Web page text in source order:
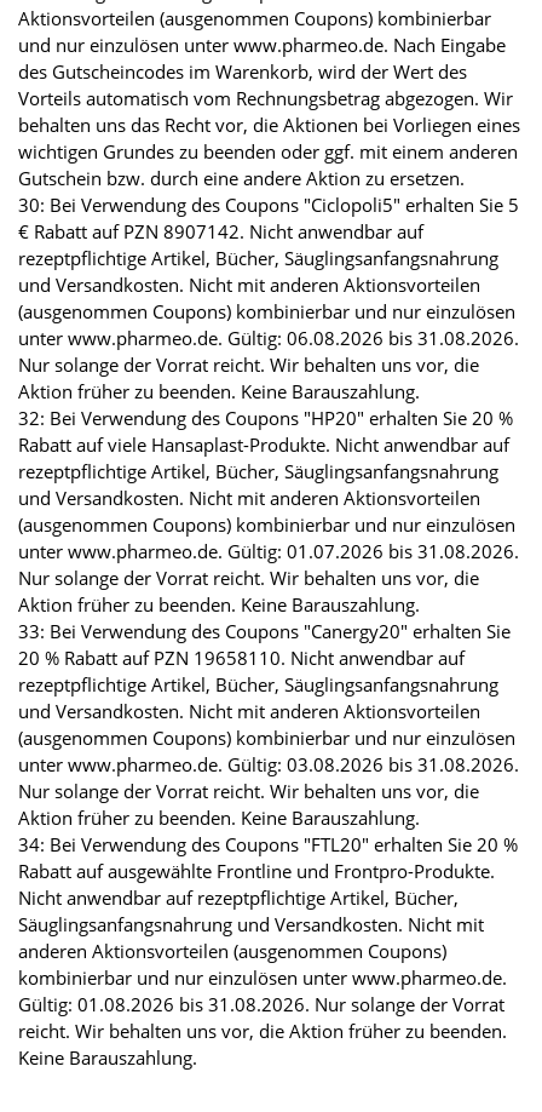
Aktionsvorteilen (ausgenommen Coupons) kombinierbar
und nur einzulösen unter www.pharmeo.de. Nach Eingabe
des Gutscheincodes im Warenkorb, wird der Wert des
Vorteils automatisch vom Rechnungsbetrag abgezogen. Wir
behalten uns das Recht vor, die Aktionen bei Vorliegen eines
wichtigen Grundes zu beenden oder ggf. mit einem anderen
Gutschein bzw. durch eine andere Aktion zu ersetzen.
30: Bei Verwendung des Coupons "Ciclopoli5" erhalten Sie 5
€ Rabatt auf PZN 8907142. Nicht anwendbar auf
rezeptpflichtige Artikel, Bücher, Säuglingsanfangsnahrung
und Versandkosten. Nicht mit anderen Aktionsvorteilen
(ausgenommen Coupons) kombinierbar und nur einzulösen
unter www.pharmeo.de. Gültig: 06.08.2026 bis 31.08.2026.
Nur solange der Vorrat reicht. Wir behalten uns vor, die
Aktion früher zu beenden. Keine Barauszahlung.
32: Bei Verwendung des Coupons "HP20" erhalten Sie 20 %
Rabatt auf viele Hansaplast-Produkte. Nicht anwendbar auf
rezeptpflichtige Artikel, Bücher, Säuglingsanfangsnahrung
und Versandkosten. Nicht mit anderen Aktionsvorteilen
(ausgenommen Coupons) kombinierbar und nur einzulösen
unter www.pharmeo.de. Gültig: 01.07.2026 bis 31.08.2026.
Nur solange der Vorrat reicht. Wir behalten uns vor, die
Aktion früher zu beenden. Keine Barauszahlung.
33: Bei Verwendung des Coupons "Canergy20" erhalten Sie
20 % Rabatt auf PZN 19658110. Nicht anwendbar auf
rezeptpflichtige Artikel, Bücher, Säuglingsanfangsnahrung
und Versandkosten. Nicht mit anderen Aktionsvorteilen
(ausgenommen Coupons) kombinierbar und nur einzulösen
unter www.pharmeo.de. Gültig: 03.08.2026 bis 31.08.2026.
Nur solange der Vorrat reicht. Wir behalten uns vor, die
Aktion früher zu beenden. Keine Barauszahlung.
34: Bei Verwendung des Coupons "FTL20" erhalten Sie 20 %
Rabatt auf ausgewählte Frontline und Frontpro-Produkte.
Nicht anwendbar auf rezeptpflichtige Artikel, Bücher,
Säuglingsanfangsnahrung und Versandkosten. Nicht mit
anderen Aktionsvorteilen (ausgenommen Coupons)
kombinierbar und nur einzulösen unter www.pharmeo.de.
Gültig: 01.08.2026 bis 31.08.2026. Nur solange der Vorrat
reicht. Wir behalten uns vor, die Aktion früher zu beenden.
Keine Barauszahlung.